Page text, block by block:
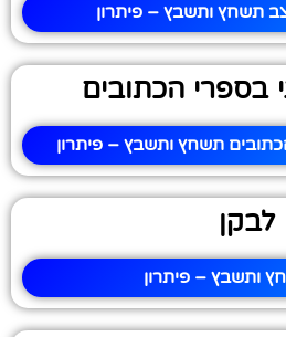
תשחץ ותשבץ – פיתרון
בספרי הכתובים
תשחץ ותשבץ – פיתרון
לבקן
ותשבץ – פיתרון